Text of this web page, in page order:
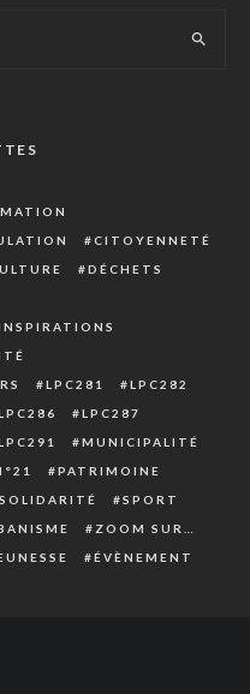
CITOYENNETÉ
DÉCHETS
LPC281
LPC282
LPC287
MUNICIPALITÉ
PATRIMOINE
SOLIDARITÉ
SPORT
ZOOM SUR…
ÉVÈNEMENT